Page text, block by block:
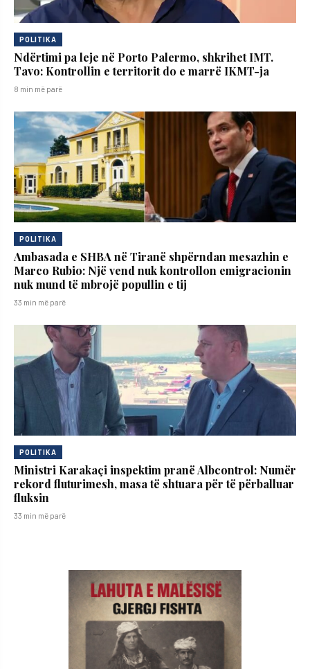
POLITIKA
Ndërtimi pa leje në Porto Palermo, shkrihet IMT.
Tavo: Kontrollin e territorit do e marrë IKMT-ja
8 min më parë
POLITIKA
Ambasada e SHBA në Tiranë shpërndan mesazhin e
Marco Rubio: Një vend nuk kontrollon emigracionin
nuk mund të mbrojë popullin e tij
33 min më parë
POLITIKA
Ministri Karakaçi inspektim pranë Albcontrol: Numër
rekord fluturimesh, masa të shtuara për të përballuar
fluksin
33 min më parë